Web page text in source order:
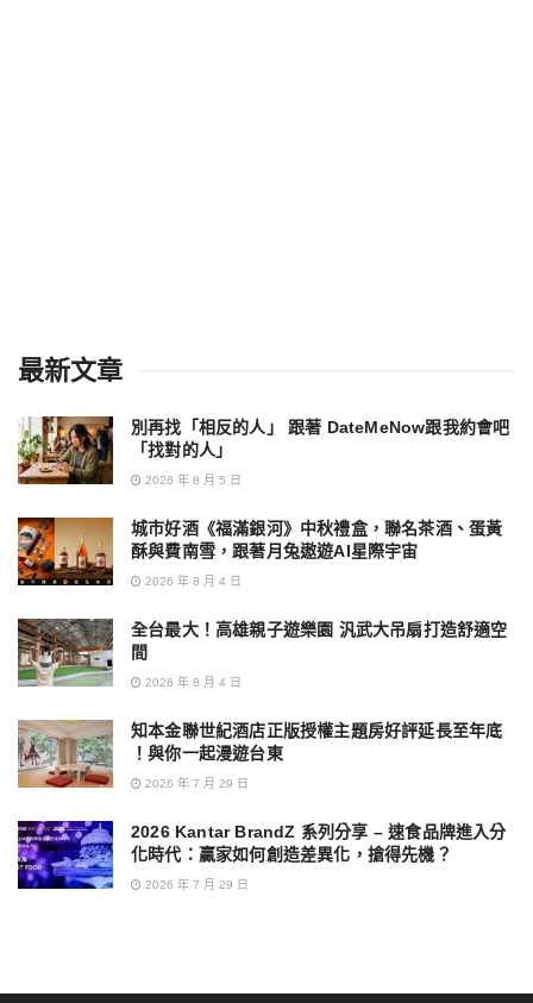
最新文章
別再找「相反的人」 跟著 DateMeNow跟我約會吧
「找對的人」
2026 年 8 月 5 日
城市好酒《福滿銀河》中秋禮盒，聯名茶酒、蛋黃
酥與費南雪，跟著月兔遨遊AI星際宇宙
2026 年 8 月 4 日
全台最大！高雄親子遊樂園 汎武大吊扇打造舒適空
間
2026 年 8 月 4 日
知本金聯世紀酒店正版授權主題房好評延長至年底
！與你一起漫遊台東
2026 年 7 月 29 日
2026 Kantar BrandZ 系列分享 – 速食品牌進入分
化時代：贏家如何創造差異化，搶得先機？
2026 年 7 月 29 日